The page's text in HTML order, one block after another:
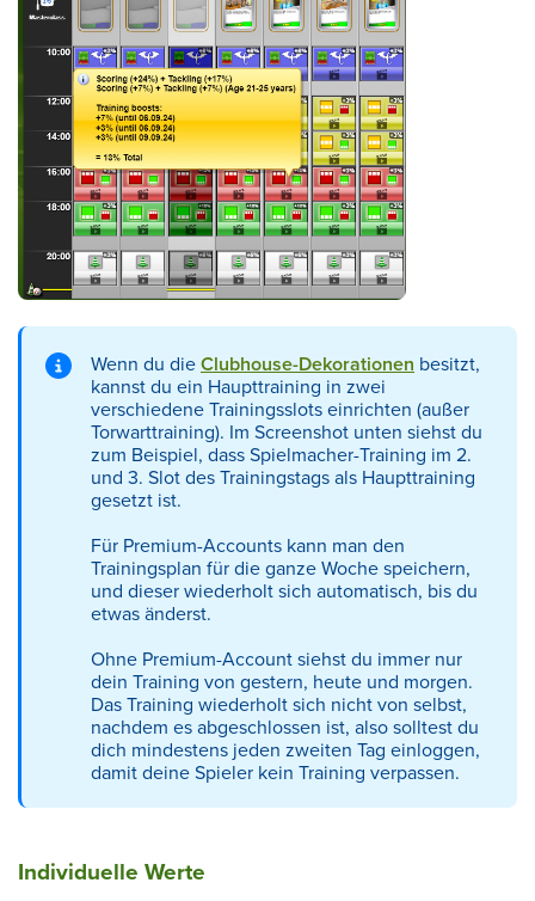
Wenn du dieClubhouse-Dekorationen besitzt,
kannst du ein Haupttraining in zwei
verschiedene Trainingsslots einrichten (außer
Torwarttraining). Im Screenshot unten siehst du
zum Beispiel, dass Spielmacher-Training im 2.
und 3. Slot des Trainingstags als Haupttraining
gesetzt ist.
Für Premium-Accounts kann man den
Trainingsplan für die ganze Woche speichern,
und dieser wiederholt sich automatisch, bis du
etwas änderst.
Ohne Premium-Account siehst du immer nur
dein Training von gestern, heute und morgen.
Das Training wiederholt sich nicht von selbst,
nachdem es abgeschlossen ist, also solltest du
dich mindestens jeden zweiten Tag einloggen,
damit deine Spieler kein Training verpassen.
Individuelle Werte